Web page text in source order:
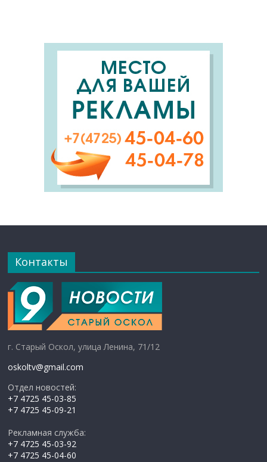
Контакты
г. Старый Оскол, улица Ленина, 71/12
oskoltv@gmail.com
Отдел новостей:
+7 4725 45-03-85
+7 4725 45-09-21
Рекламная служба:
+7 4725 45-03-92
+7 4725 45-04-60